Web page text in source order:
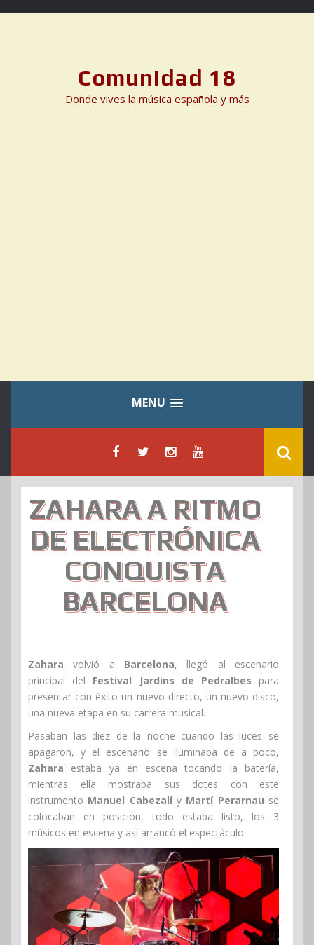
Comunidad 18
Donde vives la música española y más
MENU
ZAHARA A RITMO
DE ELECTRÓNICA
CONQUISTA
BARCELONA
Zahara volvió a Barcelona, llegó al escenario
principal del Festival Jardins de Pedralbes para
presentar con éxito un nuevo directo, un nuevo disco,
una nueva etapa en su carrera musical.
Pasaban las diez de la noche cuando las luces se
apagaron, y el escenario se iluminaba de a poco,
Zahara estaba ya en escena tocando la batería,
mientras ella mostraba sus dotes con este
instrumento Manuel Cabezalíy Martí Perarnau se
colocaban en posición, todo estaba listo, los 3
músicos en escena y así arrancó el espectáculo.